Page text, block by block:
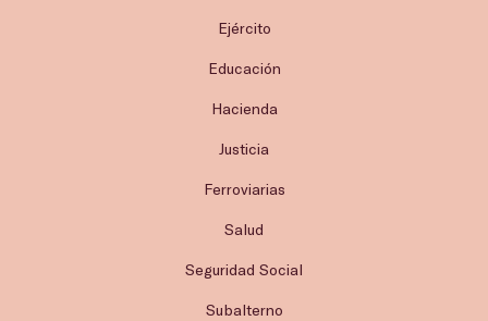
Ejército
Educación
Hacienda
Justicia
Ferroviarias
Salud
Seguridad Social
Subalterno